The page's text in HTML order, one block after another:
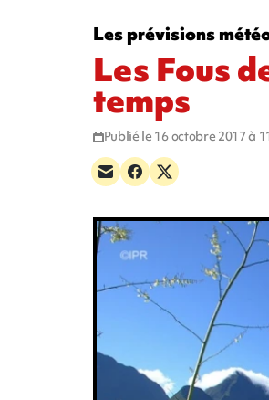
Les prévisions
Les Fous
temps
Publié le 16 octobre 2017 à